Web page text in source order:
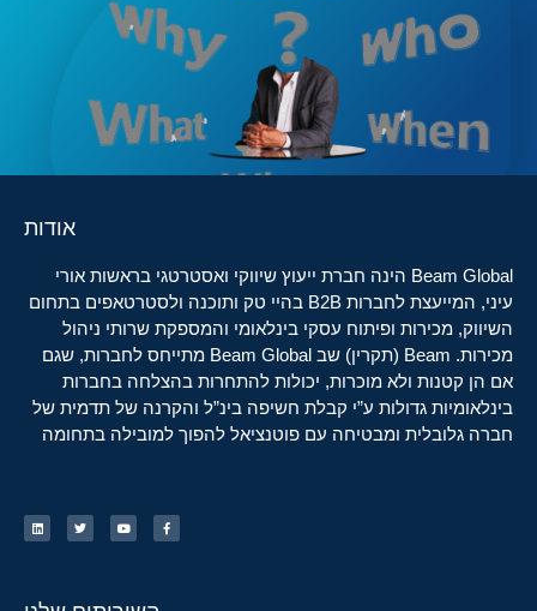
אודות
Beam Global הינה חברת ייעוץ שיווקי ואסטרטגי בראשות אורי
עיני, המייעצת לחברות B2B בהיי טק ותוכנה ולסטרטאפים בתחום
השיווק, מכירות ופיתוח עסקי בינלאומי והמספקת שרותי ניהול
מכירות. Beam (תקרין) שב Beam Global מתייחס לחברות, שגם
אם הן קטנות ולא מוכרות, יכולות להתחרות בהצלחה בחברות
בינלאומיות גדולות ע”י קבלת חשיפה בינ”ל והקרנה של תדמית של
חברה גלובלית ומבטיחה עם פוטנציאל להפוך למובילה בתחומה